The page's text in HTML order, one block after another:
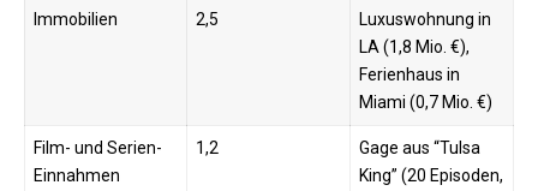
Immobilien 2,5
Luxuswohnung in
LA (1,8 Mio. €),
Ferienhaus in
Miami (0,7 Mio. €) ​
Film- und Serien-
Einnahmen
1,2
Gage aus “Tulsa
King” (20 Episoden,